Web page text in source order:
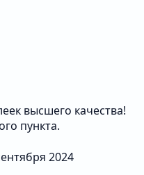
высшего качества!
пункта.
2024